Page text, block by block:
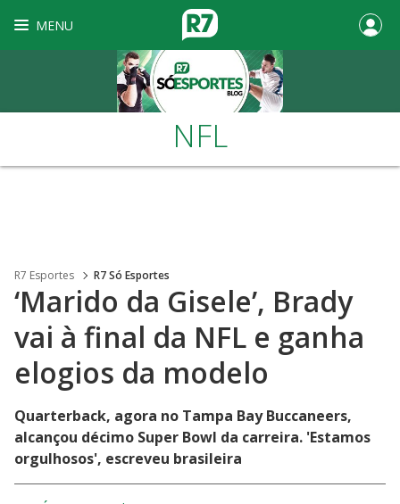
MENU
NFL
R7 Esportes R7 Só Esportes
‘Marido da Gisele’, Brady
vai à final da NFL e ganha
elogios da modelo
Quarterback, agora no Tampa Bay Buccaneers,
alcançou décimo Super Bowl da carreira. 'Estamos
orgulhosos', escreveu brasileira